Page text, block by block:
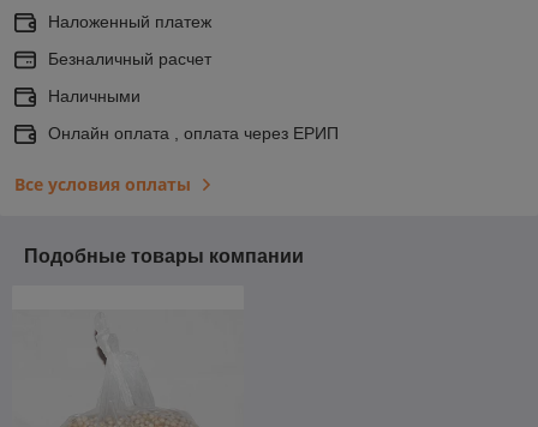
Наложенный платеж
Безналичный расчет
Наличными
Онлайн оплата , оплата через ЕРИП
Все условия оплаты
Подобные товары компании